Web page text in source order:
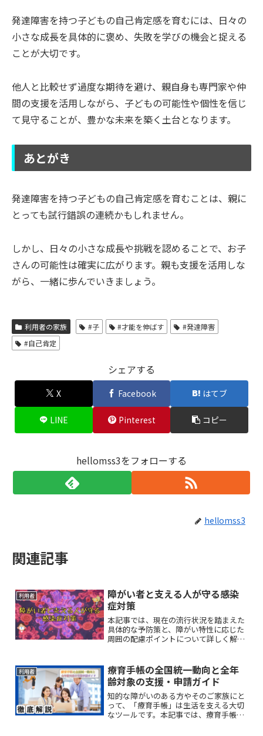
発達障害を持つ子どもの自己肯定感を育むには、日々の
小さな成長を具体的に褒め、失敗を学びの機会と捉える
ことが大切です。
他人と比較せず過度な期待を避け、親自身も専門家や仲
間の支援を活用しながら、子どもの可能性や個性を信じ
て見守ることが、豊かな未来を築く土台となります。
あとがき
発達障害を持つ子どもの自己肯定感を育むことは、親に
とっても試行錯誤の連続かもしれません。
しかし、日々の小さな成長や挑戦を認めることで、お子
さんの可能性は確実に広がります。親も支援を活用しな
がら、一緒に歩んでいきましょう。
利用者の家族 #子 #才能を伸ばす
#発達障害
#自己肯定
シェアする
X Facebook はてブ
LINE Pinterest コピー
hellomss3をフォローする
hellomss3
関連記事
利用者
障がい者と支える人が守る感染
症対策
本記事では、現在の流行状況を踏まえた
具体的な予防策と、障がい特性に応じた
周囲の配慮ポイントについて詳しく解説
利用者
療育手帳の全国統一動向と全年
齢対象の支援・申請ガイド
知的な障がいのある方やそのご家族にと
って、「療育手帳」は生活を支える大切
なツールです。本記事では、療育手帳の